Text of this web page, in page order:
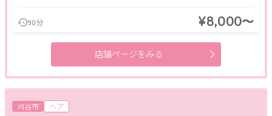
90分 ¥8,000〜
店舗ページをみる
刈谷市 ヘア